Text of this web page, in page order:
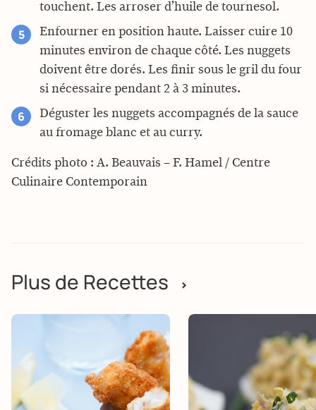
touchent. Les arroser d’huile de tournesol.
Enfourner en position haute. Laisser cuire 10
minutes environ de chaque côté. Les nuggets
doivent être dorés. Les finir sous le gril du four
si nécessaire pendant 2 à 3 minutes.
Déguster les nuggets accompagnés de la sauce
au fromage blanc et au curry.
Crédits photo : A. Beauvais – F. Hamel / Centre
Culinaire Contemporain
Plus de Recettes >